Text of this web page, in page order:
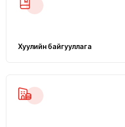
Хуулийн байгууллага